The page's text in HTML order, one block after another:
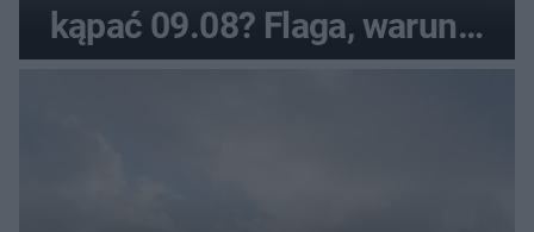
kąpać 09.08? Flaga, warunki